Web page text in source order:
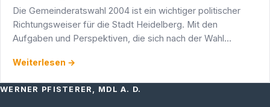
Die Gemeinderatswahl 2004 ist ein wichtiger politischer
Richtungsweiser für die Stadt Heidelberg. Mit den
Aufgaben und Perspektiven, die sich nach der Wahl
Knorr in …
Weiterlesen →
WERNER PFISTERER, MDL A. D.